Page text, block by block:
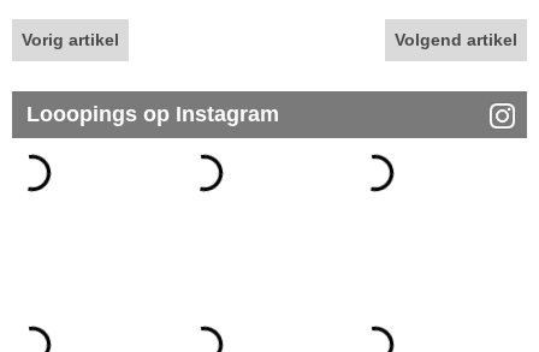
Vorig artikel Volgend artikel
Looopings op Instagram